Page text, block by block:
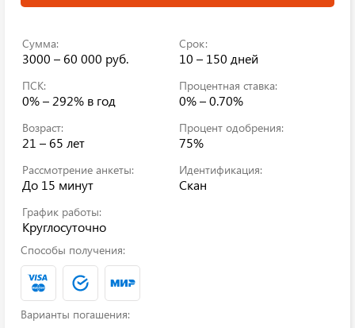
Сумма:
3000 – 60 000 руб.
Срок:
10 – 150 дней
ПСК:
0% – 292% в год
Процентная ставка:
0% – 0.70%
Возраст:
21 – 65 лет
Процент одобрения:
75%
Рассмотрение анкеты:
До 15 минут
Идентификация:
Скан
График работы:
Круглосуточно
Способы получения:
Варианты погашения: